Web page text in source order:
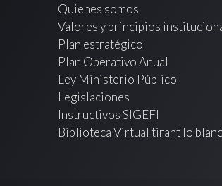
Quienes somos
Valores y principios
Plan estratégico
Plan Operativo Anual
Ley Ministerio Público
Legislaciones
Instructivos SIGEFI
Biblioteca Virtual tirant lo